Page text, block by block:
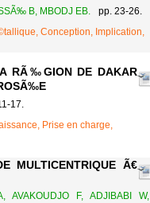
B, MBODJ EB.
pp. 23-26.
Conception, Implication,
RÃ‰GION DE DAKAR
17.
Prise en charge,
MULTICENTRIQUE Ã€
AVAKOUDJO F, ADJIBABI W,